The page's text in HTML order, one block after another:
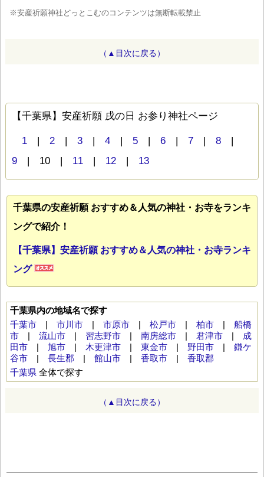
※安産祈願神社どっとこむのコンテンツは無断転載禁止
（▲目次に戻る）
【千葉県】安産祈願 戌の日 お参り神社ページ
1 2 3 4 5 6 7 8
9 | 10 | 11 12 13
千葉県の安産祈願 おすすめ＆人気の神社・お寺をランキ
ングで紹介！
【千葉県】安産祈願 おすすめ＆人気の神社・お寺ランキ
ング
千葉県内の地域名で探す
千葉市 | 市川市 | 市原市 | 松戸市 | 柏市 | 船橋
市 | 流山市 | 習志野市 | 南房総市 | 君津市 |
成
田市 | 旭市 | 木更津市 | 東金市 | 野田市 | 鎌ケ
谷市 | 長生郡 | 館山市 | 香取市 | 香取郡
千葉県 全体で探す
（▲目次に戻る）